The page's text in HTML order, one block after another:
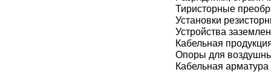
Тиристорные
Установки
Устройства
Кабельная
Опоры для
Кабельная арматура